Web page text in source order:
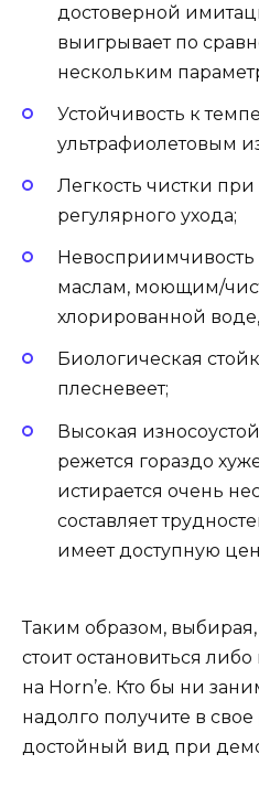
достоверной
выигрывает по
нескольким
Устойчивость к
ультрафиолетовым
Легкость чистки при
регулярного ухода;
маслам, моющим/
хлорированной
Биологическая
плесневеет;
Высокая
режется гораздо
истирается очень
составляет
имеет доступную
Таким образом,
стоит остановиться
на Horn’е. Кто бы ни
надолго получите в
достойный вид при